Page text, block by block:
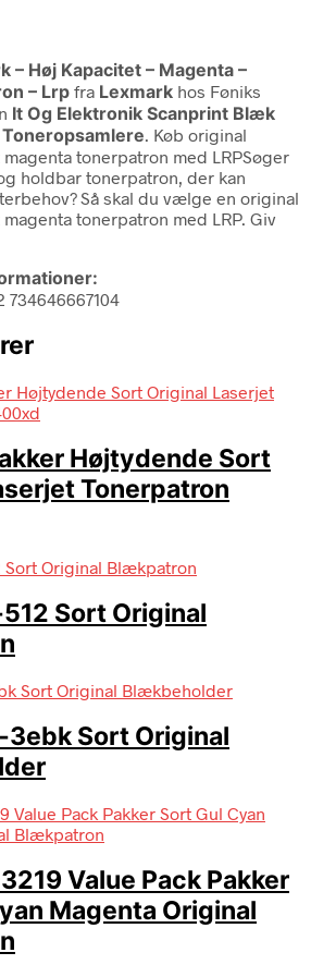
– Høj Kapacitet – Magenta –
– Lrp fra Lexmark hos Føniks
It Og Elektronik Scanprint Blæk
. Køb original
tonerpatron med LRPSøger
holdbar tonerpatron, der kan
Så skal du vælge en original
tonerpatron med LRP. Giv
734646667104
Højtydende Sort
Tonerpatron
Sort Original
3ebk Sort Original
Value Pack Pakker
Magenta Original